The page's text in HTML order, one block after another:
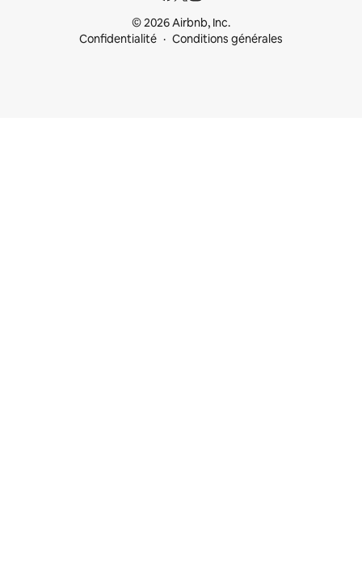
© 2026 Airbnb, Inc.
Confidentialité
Conditions générales